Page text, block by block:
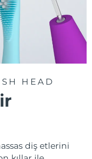
HEAD
diş etlerini